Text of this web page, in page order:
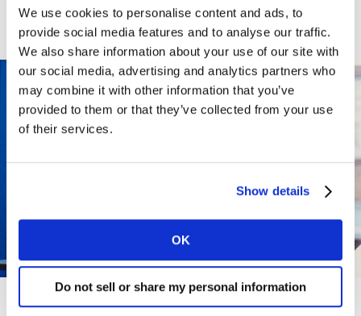
We use cookies to personalise content and ads, to
provide social media features and to analyse our traffic.
We also share information about your use of our site with
our social media, advertising and analytics partners who
may combine it with other information that you’ve
provided to them or that they’ve collected from your use
of their services.
Show details
OK
Do not sell or share my personal information
POURQUOI TRAVAILLER ICI?